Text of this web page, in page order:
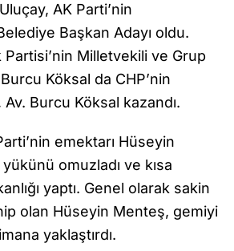
AK Parti’nin
Başkan Adayı oldu.
Milletvekili ve Grup
Köksal da CHP’nin
Av. Burcu Köksal kazandı.
emektarı Hüseyin
omuzladı ve kısa
yaptı. Genel olarak sakin
olan Hüseyin Menteş, gemiyi
yaklaştırdı.